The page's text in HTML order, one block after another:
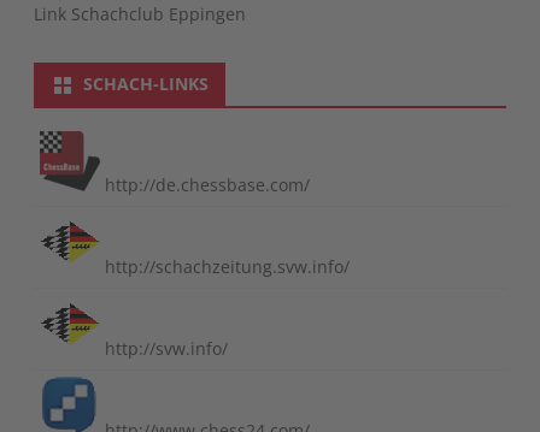
Link Schachclub Eppingen
SCHACH-LINKS
http://de.chessbase.com/
http://schachzeitung.svw.info/
http://svw.info/